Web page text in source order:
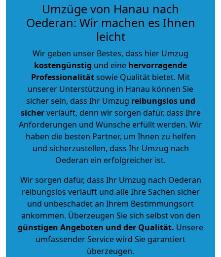
Umzüge von Hanau nach
Oederan: Wir machen es Ihnen
leicht
Wir geben unser Bestes, dass hier Umzug
kostengünstig und eine hervorragende
Professionalitätsowie Qualität bietet. Mit
unserer Unterstützung in Hanau können Sie
sicher sein, dass Ihr Umzug reibungslos und
sicherverläuft, denn wir sorgen dafür, dass Ihre
Anforderungen und Wünsche erfüllt werden. Wir
haben die besten Partner, um Ihnen zu helfen
und sicherzustellen, dass Ihr Umzug nach
Oederan ein erfolgreicher ist.
Wir sorgen dafür, dass Ihr Umzug nach Oederan
reibungslos verläuft und alle Ihre Sachen sicher
und unbeschadet an Ihrem Bestimmungsort
ankommen. Überzeugen Sie sich selbst von den
günstigen Angeboten und der Qualität. Unsere
umfassender Service wird Sie garantiert
überzeugen.